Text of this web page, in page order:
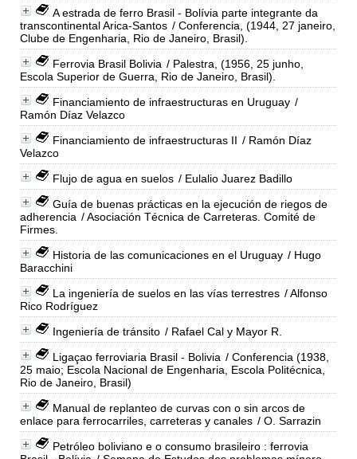
A estrada de ferro Brasil - Bolívia parte integrante da
transcontinental Arica-Santos / Conferencia, (1944, 27 janeiro,
Clube de Engenharia, Rio de Janeiro, Brasil).
Ferrovia Brasil Bolivia / Palestra, (1956, 25 junho,
Escola Superior de Guerra, Rio de Janeiro, Brasil).
Financiamiento de infraestructuras en Uruguay /
Ramón Díaz Velazco
Financiamiento de infraestructuras II / Ramón Díaz
Velazco
Flujo de agua en suelos / Eulalio Juarez Badillo
Guía de buenas prácticas en la ejecución de riegos de
adherencia / Asociación Técnica de Carreteras. Comité de
Firmes.
Historia de las comunicaciones en el Uruguay / Hugo
Baracchini
La ingeniería de suelos en las vías terrestres / Alfonso
Rico Rodríguez
Ingeniería de tránsito / Rafael Cal y Mayor R.
Ligaçao ferroviaria Brasil - Bolivia / Conferencia (1938,
25 maio; Escola Nacional de Engenharia, Escola Politécnica,
Rio de Janeiro, Brasil)
Manual de replanteo de curvas con o sin arcos de
enlace para ferrocarriles, carreteras y canales / O. Sarrazin
Petróleo boliviano e o consumo brasileiro : ferrovia